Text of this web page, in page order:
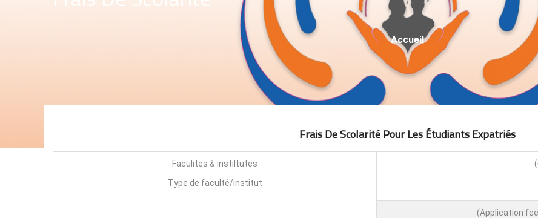
Fil
D'Ariane
Accueil
Frais De Scolarité Pour Les Étudiants ExpatriÉS
Faculites & instiltutes
Type de faculté/institut